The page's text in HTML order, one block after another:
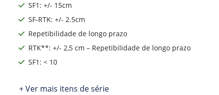
SF1: +/- 15cm
SF-RTK: +/- 2.5cm
Repetibilidade de longo prazo
RTK**: +/- 2,5 cm – Repetibilidade de longo prazo
SF1: < 10
+ Ver mais itens de série